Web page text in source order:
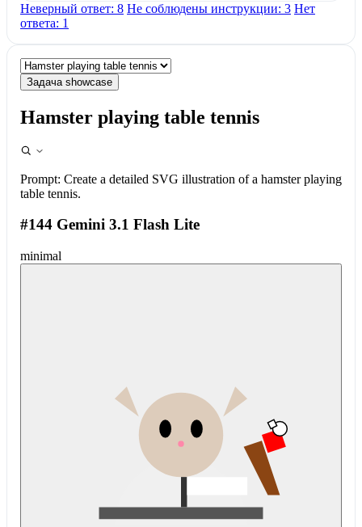
Неверный ответ: 8 Не соблюдены инструкции: 3 Нет
ответа: 1
Задача showcase
Hamster playing table tennis
Prompt: Create a detailed SVG illustration of a hamster playing
table tennis.
#144 Gemini 3.1 Flash Lite
minimal